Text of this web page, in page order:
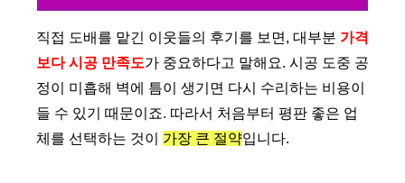
직접 도배를 맡긴 이웃들의 후기를 보면, 대부분 가격
보다 시공 만족도가 중요하다고 말해요. 시공 도중 공
정이 미흡해 벽에 틈이 생기면 다시 수리하는 비용이
들 수 있기 때문이죠. 따라서 처음부터 평판 좋은 업
체를 선택하는 것이 가장 큰 절약입니다.